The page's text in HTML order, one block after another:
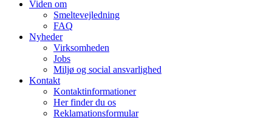
Viden om
Smeltevejledning
FAQ
Nyheder
Virksomheden
Jobs
Miljø og social ansvarlighed
Kontakt
Kontaktinformationer
Her finder du os
Reklamationsformular